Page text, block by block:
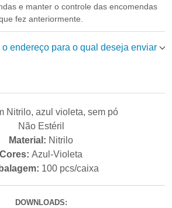
e manter o controle das encomendas
fez anteriormente.
o endereço para o qual deseja enviar
Nitrilo, azul violeta, sem pó
Não Estéril
Material: Nitrilo
Cores: Azul-Violeta
100 pcs/caixa
DOWNLOADS: